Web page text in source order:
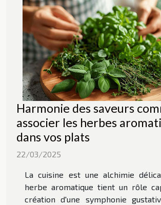
Harmonie des saveurs
associer les herbes
dans vos plats
22/03/2025
La cuisine est une alchimie
herbe aromatique tient un rôle
création d'une symphonie